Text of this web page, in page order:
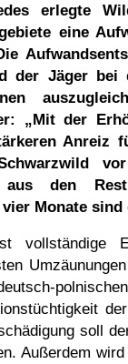
erlegte
eine
der Jäger bei
„Mit der
Anreiz
aus den
Monate
vollständige
soll
Außerdem